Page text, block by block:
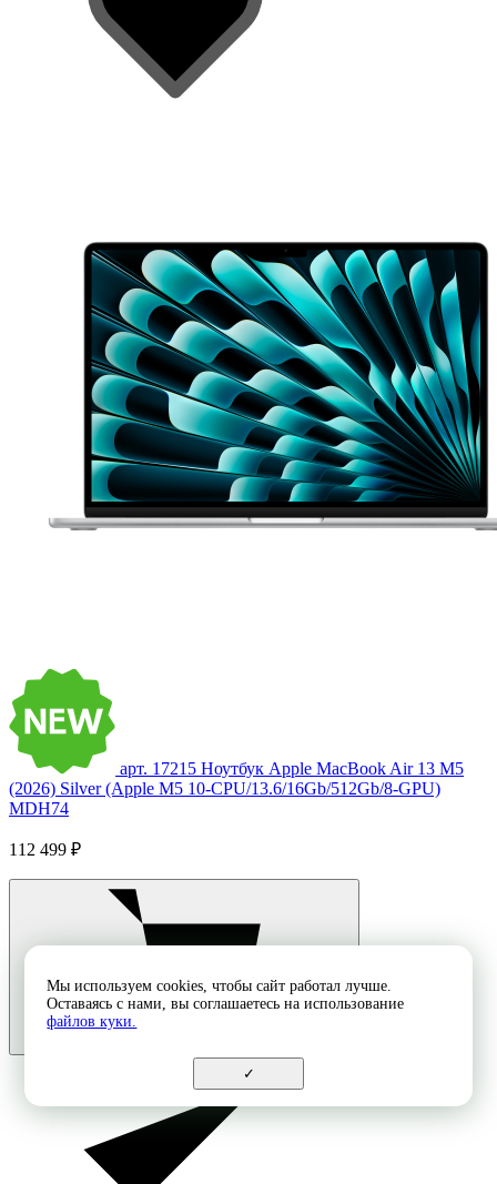
арт. 17215 Ноутбук Apple MacBook Air 13 M5
(2026) Silver (Apple M5 10-CPU/13.6/16Gb/512Gb/8-GPU)
MDH74
112 499 ₽
Мы используем cookies, чтобы сайт работал лучше.
Оставаясь с нами, вы соглашаетесь на использование
файлов куки.
✓